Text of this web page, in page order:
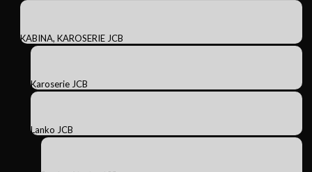
KABINA, KAROSERIE JCB
Karoserie JCB
Lanko JCB